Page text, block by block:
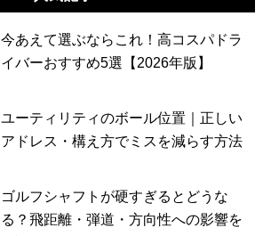
今あえて選ぶならこれ！高コスパドラ
イバーおすすめ5選【2026年版】
ユーティリティのボール位置｜正しい
アドレス・構え方でミスを減らす方法
ゴルフシャフトが硬すぎるとどうな
る？飛距離・弾道・方向性への影響を